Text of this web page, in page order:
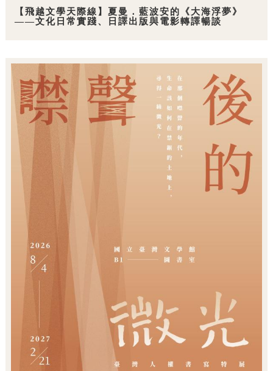
【飛越文學天際線】夏曼．藍波安的《大海浮夢》
——文化日常實踐、日譯出版與電影轉譯暢談